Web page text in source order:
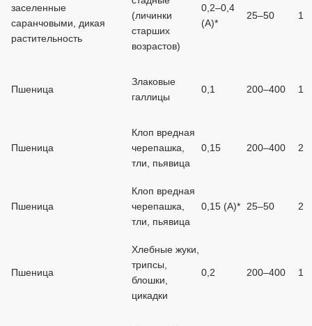
заселенные
саранчовыми, дикая
растительность
(личинки
старших
возрастов)
0,2–0,4
(А)*
25–50 1
Пшеница
Злаковые
галлицы
0,1 200–400 1
Пшеница
Клоп вредная
черепашка,
тли, пьявица
0,15 200–400 2
Пшеница
Клоп вредная
черепашка,
тли, пьявица
0,15 (А)* 25–50 2
Пшеница
Хлебные жуки,
трипсы,
блошки,
цикадки
0,2 200–400 1